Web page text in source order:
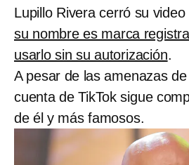
Lupillo Rivera cerró su
su nombre es marca
usarlo sin su autorización.
A pesar de las amenazas
cuenta de TikTok sigue
de él y más famosos.